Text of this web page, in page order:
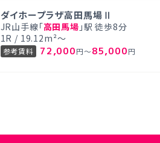
ダイホープラザ高田馬場Ⅱ
JR山手線「高田馬場 」駅 徒歩8分
1R / 19.12m²～
参考賃料 72,000円～85,000円